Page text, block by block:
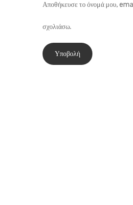
Αποθήκευσε το όνομά μου,
σχολιάσω.